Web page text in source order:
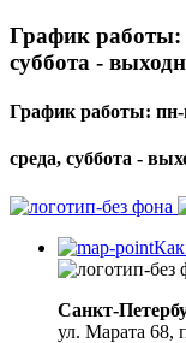
График работы:
суббота -
График работы: пн-
среда, суббота -
Санкт-
ул. Марата 68,